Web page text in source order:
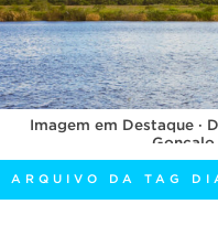
CONCURSOS
EDITAIS
INTERNACIONAL
OUVIDORIA
PORTARIAS
TELEFONES
Imagem em Destaque ·
Gonçalo
ARQUIVO DA TAG